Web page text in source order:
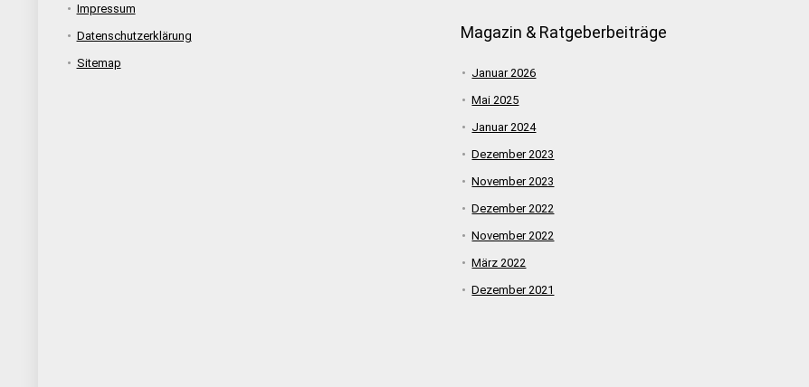
Impressum
Datenschutzerklärung
Sitemap
Magazin & Ratgeberbeiträge
Januar 2026
Mai 2025
Januar 2024
Dezember 2023
November 2023
Dezember 2022
November 2022
März 2022
Dezember 2021